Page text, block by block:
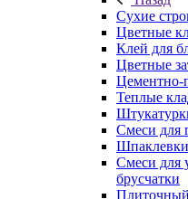
Сухие
Цветные
Клей для
Цветные
Цементно-
Теплые
Смеси для
Шпаклевки
Смеси для
брусчатки